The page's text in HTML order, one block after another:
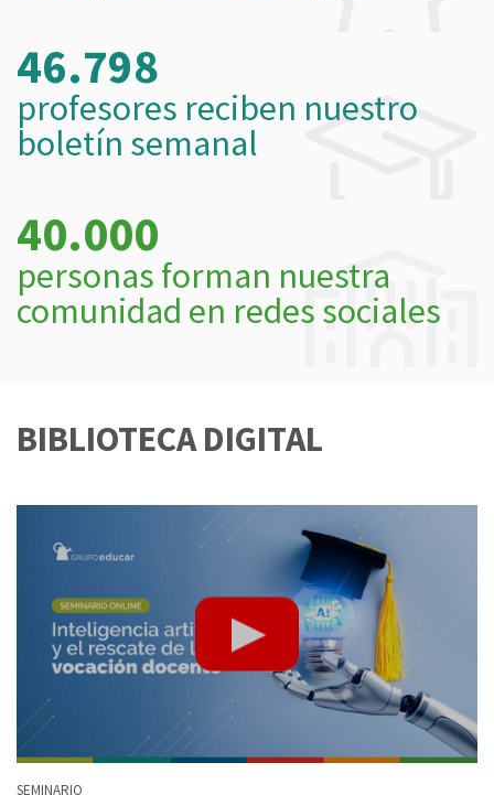
46.798
profesores reciben nuestro
boletín semanal
40.000
personas forman nuestra
comunidad en redes sociales
BIBLIOTECA DIGITAL
SEMINARIO